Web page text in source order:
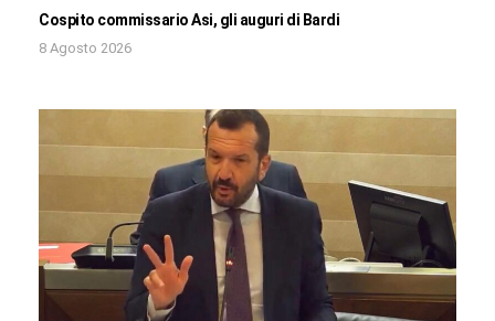
Cospito commissario Asi, gli auguri di Bardi
8 Agosto 2026